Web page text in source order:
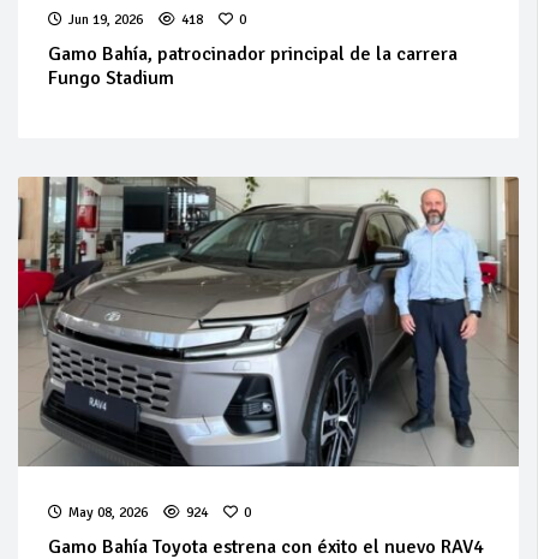
Jun 19, 2026 418 0
Gamo Bahía, patrocinador principal de la carrera
Fungo Stadium
May 08, 2026 924 0
Gamo Bahía Toyota estrena con éxito el nuevo RAV4